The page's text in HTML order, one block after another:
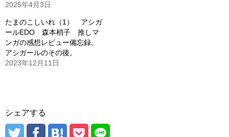
2025年4月3日
たまのこしいれ（1） アシガ
ールEDO 森本梢子 推しマ
ンガの感想レビュー備忘録。
アシガールのその後。
2023年12月11日
シェアする